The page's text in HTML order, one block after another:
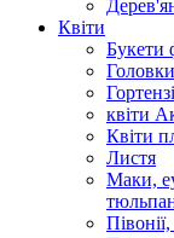
Квіти
Букети
Головки
квіти
Квіти
Листя
Маки,